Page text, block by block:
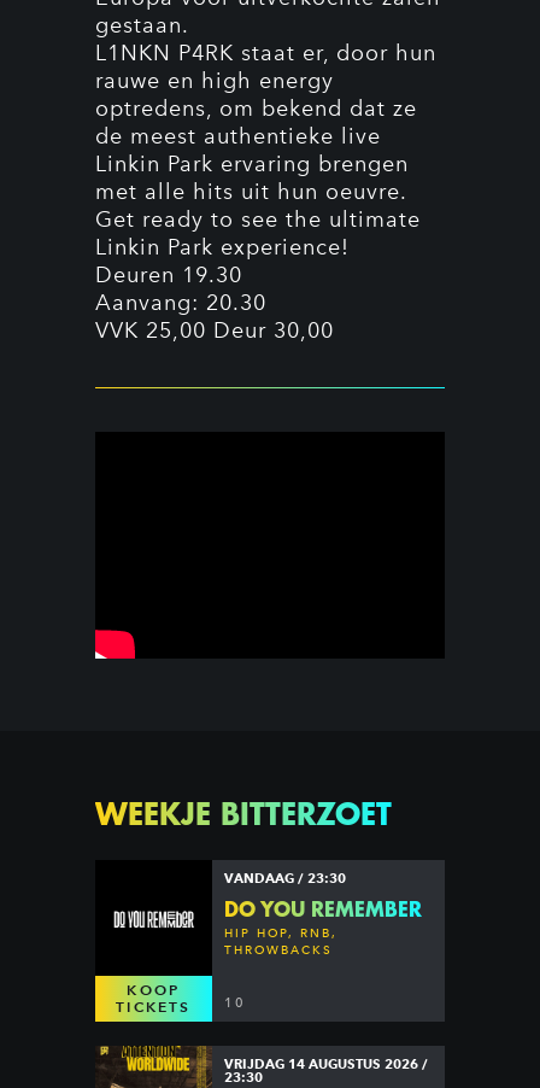
gestaan.
L1NKN P4RK staat er, door hun
rauwe en high energy
optredens, om bekend dat ze
de meest authentieke live
Linkin Park ervaring brengen
met alle hits uit hun oeuvre.
Get ready to see the ultimate
Linkin Park experience!
Deuren 19.30
Aanvang: 20.30
VVK 25,00 Deur 30,00
WEEKJE BITTERZOET
KOOP
TICKETS
VANDAAG / 23:30
DO YOU REMEMBER
HIP HOP, RNB,
THROWBACKS
10
VRIJDAG 14 AUGUSTUS 2026 /
23:30